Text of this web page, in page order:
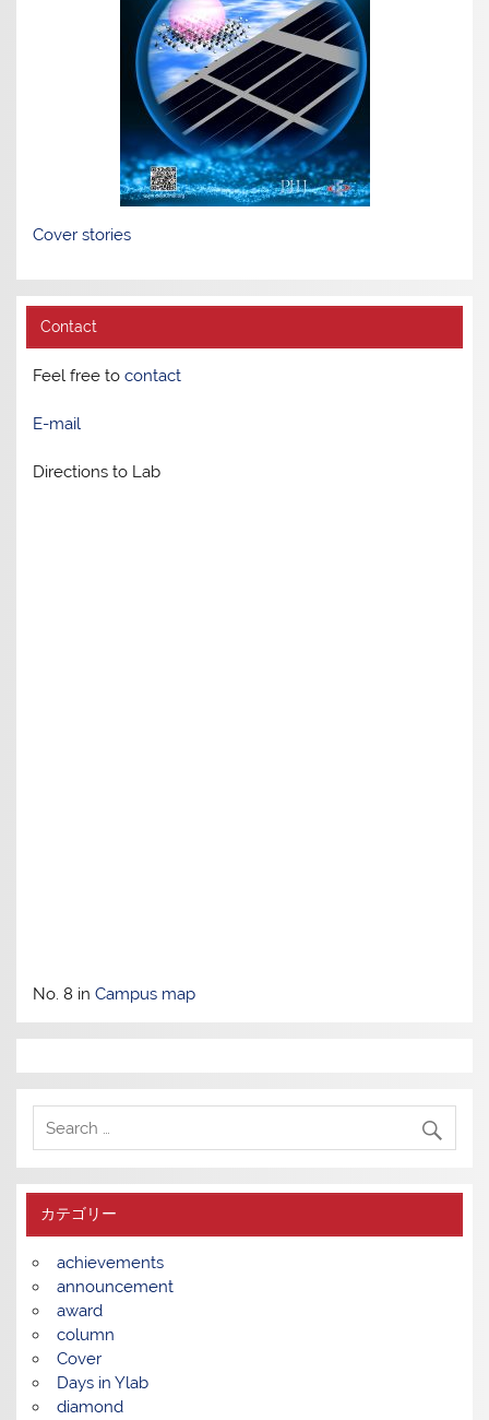
Cover stories
Contact
Feel free tocontact
E-mail
Directions to Lab
No. 8 inCampus map
カテゴリー
achievements
announcement
award
column
Cover
Days in Ylab
diamond